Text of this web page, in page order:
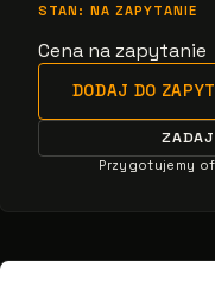
STAN: NA ZAPYTANIE
Cena na zapytanie
DODAJ DO
ZADAJ
Przygotujemy